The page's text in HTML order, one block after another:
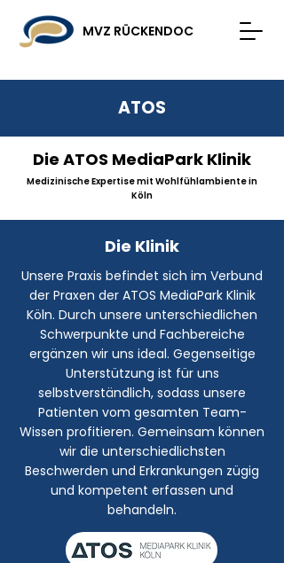
MVZ RÜCKENDOC
ATOS
Die ATOS MediaPark Klinik
Medizinische Expertise mit Wohlfühlambiente in
Köln
Die Klinik
Unsere Praxis befindet sich im Verbund
der Praxen der ATOS MediaPark Klinik
Köln. Durch unsere unterschiedlichen
Schwerpunkte und Fachbereiche
ergänzen wir uns ideal. Gegenseitige
Unterstützung ist für uns
selbstverständlich, sodass unsere
Patienten vom gesamten Team-
Wissen profitieren. Gemeinsam können
wir die unterschiedlichsten
Beschwerden und Erkrankungen zügig
und kompetent erfassen und
behandeln.